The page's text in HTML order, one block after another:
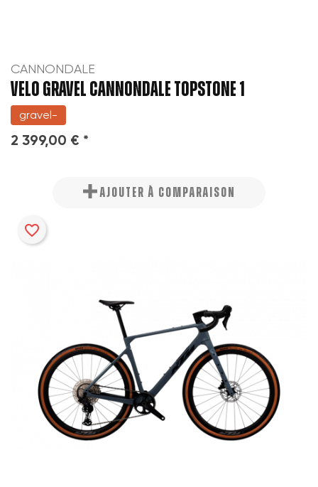
CANNONDALE
VELO GRAVEL CANNONDALE TOPSTONE 1
gravel-
2 399,00 € *
AJOUTER À COMPARAISON
favorite_border